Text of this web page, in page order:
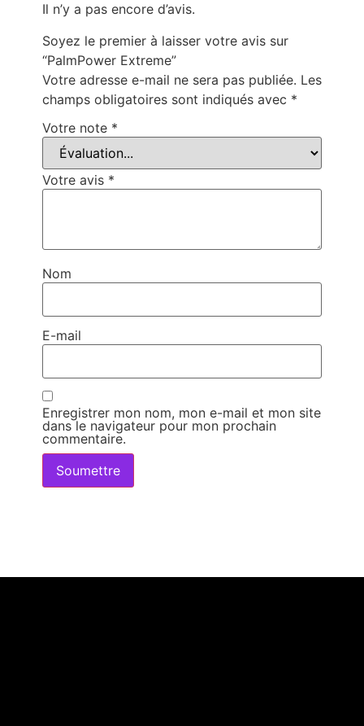
Il n’y a pas encore d’avis.
Soyez le premier à laisser votre avis sur
“PalmPower Extreme”
Votre adresse e-mail ne sera pas publiée. Les
champs obligatoires sont indiqués avec *
Votre note *
Votre avis *
Nom
E-mail
Enregistrer mon nom, mon e-mail et mon site
dans le navigateur pour mon prochain
commentaire.